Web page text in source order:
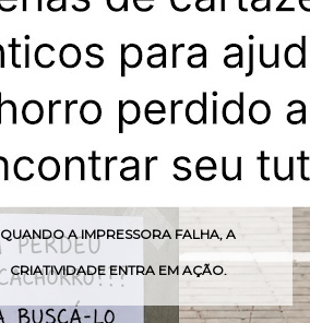
QUANDO A IMPRESSORA FALHA, A
CRIATIVIDADE ENTRA EM AÇÃO.